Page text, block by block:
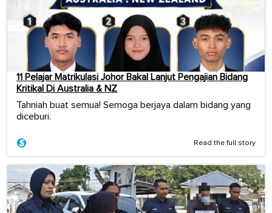
11 Pelajar Matrikulasi Johor Bakal Lanjut Pengajian Bidang
Kritikal Di Australia & NZ
Tahniah buat semua! Semoga berjaya dalam bidang yang
diceburi.
Read the full story